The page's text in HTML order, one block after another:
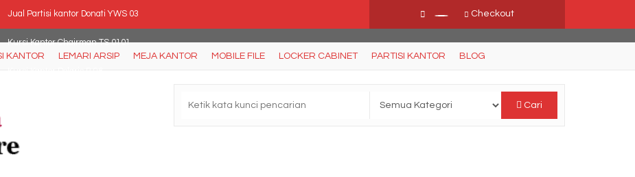
Jual Partisi kantor Donati YWS 03
Kursi Kantor Chairman TS 0101
Jual Lemari Pakaian Activ Palazzo LP 301
Checkout
KANTOR LEMARI ARSIP MEJA KANTOR MOBILE FILE LOCKER CABINET PARTISI KANTOR BLOG
Cari